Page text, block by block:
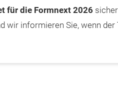
für die Formnext 2026
wir informieren Sie, wenn